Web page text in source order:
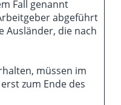
Fall genannt
abgeführt
Ausländer, die nach
müssen im
zum Ende des